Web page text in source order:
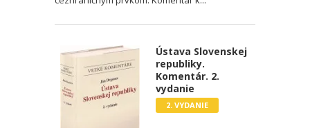
Ústava Slovenskej
republiky.
Komentár. 2.
vydanie
2. VYDANIE